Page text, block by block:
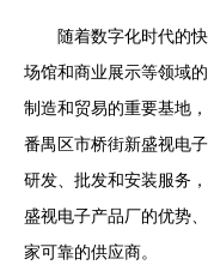
随着数字化时代的
场馆和商业展示等领域
制造和贸易的重要基地
番禺区市桥街新盛视电
研发、批发和安装服务
盛视电子产品厂的优势
家可靠的供应商。